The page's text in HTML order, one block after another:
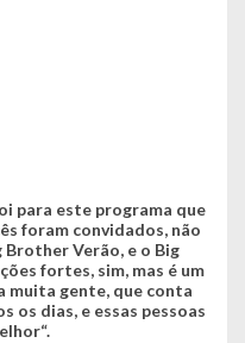
para este programa que
foram convidados, não
Verão, e o Big
fortes, sim, mas é um
muita gente, que conta
os dias, e essas pessoas